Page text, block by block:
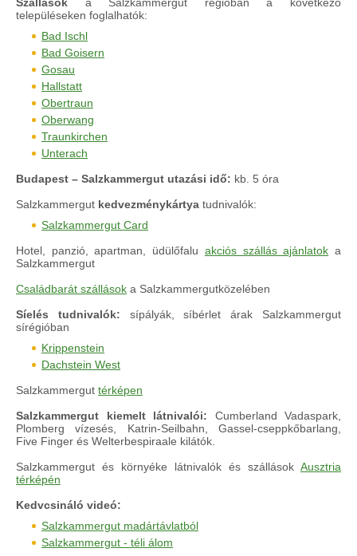
településeken foglalhatók:
Bad Ischl
Bad Goisern
Gosau
Hallstatt
Obertraun
Oberwang
Traunkirchen
Unterach
Budapest – Salzkammergut utazási idő: kb. 5 óra
Salzkammergut kedvezménykártya tudnivalók:
Salzkammergut Card
Hotel, panzió, apartman, üdülőfalu akciós szállás ajánlatok a
Salzkammergut
Családbarát szállások a Salzkammergutközelében
Síelés tudnivalók: sípályák, síbérlet árak Salzkammergut
sírégióban
Krippenstein
Dachstein West
Salzkammergut térképen
Salzkammergut kiemelt látnivalói: Cumberland Vadaspark,
Plomberg vízesés, Katrin-Seilbahn, Gassel-cseppkőbarlang,
Five Finger és Welterbespiraale kilátók.
Salzkammergut és környéke látnivalók és szállások Ausztria
térképén
Kedvcsináló videó:
Salzkammergut madártávlatból
Salzkammergut - téli álom